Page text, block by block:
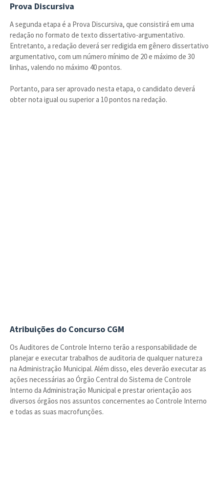
Prova Discursiva
A segunda etapa é a Prova Discursiva, que consistirá em uma
redação no formato de texto dissertativo-argumentativo.
Entretanto, a redação deverá ser redigida em gênero dissertativo
argumentativo, com um número mínimo de 20 e máximo de 30
linhas, valendo no máximo 40 pontos.
Portanto, para ser aprovado nesta etapa, o candidato deverá
obter nota igual ou superior a 10 pontos na redação.
Atribuições do Concurso CGM
Os Auditores de Controle Interno terão a responsabilidade de
planejar e executar trabalhos de auditoria de qualquer natureza
na Administração Municipal. Além disso, eles deverão executar as
ações necessárias ao Órgão Central do Sistema de Controle
Interno da Administração Municipal e prestar orientação aos
diversos órgãos nos assuntos concernentes ao Controle Interno
e todas as suas macrofunções.